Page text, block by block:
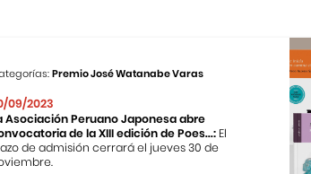
Premio José Watanabe Varas
09/2023
Asociación Peruano Japonesa abre
de la XIII edición de Poes...: El
de admisión cerrará el jueves 30 de